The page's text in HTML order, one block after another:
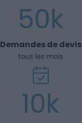
50k
Demandes de devis
tous les mois
10k